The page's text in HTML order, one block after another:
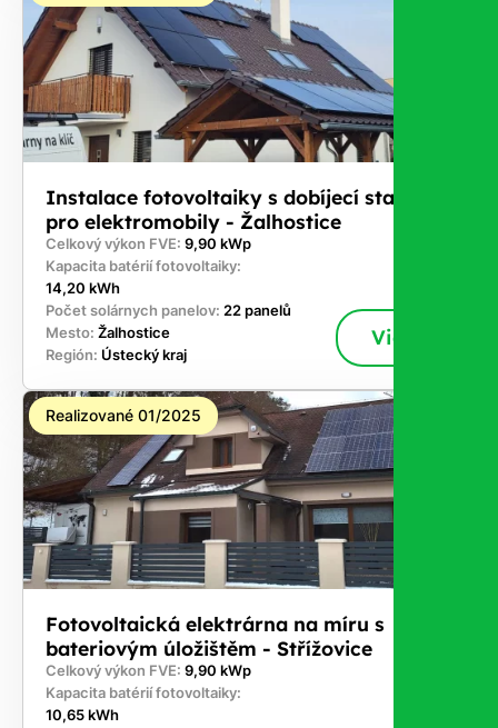
Instalace fotovoltaiky s dobíjecí stanicí
pro elektromobily - Žalhostice
Celkový výkon FVE: 9,90 kWp
Kapacita batérií fotovoltaiky:
14,20 kWh
Počet solárnych panelov: 22 panelů
Mesto: Žalhostice
Región: Ústecký kraj
Viac
Realizované 01/2025
Fotovoltaická elektrárna na míru s
bateriovým úložištěm - Střížovice
Celkový výkon FVE: 9,90 kWp
Kapacita batérií fotovoltaiky:
10,65 kWh